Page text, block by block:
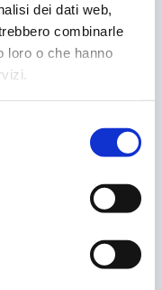
dei dati web,
combinarle
loro o che hanno